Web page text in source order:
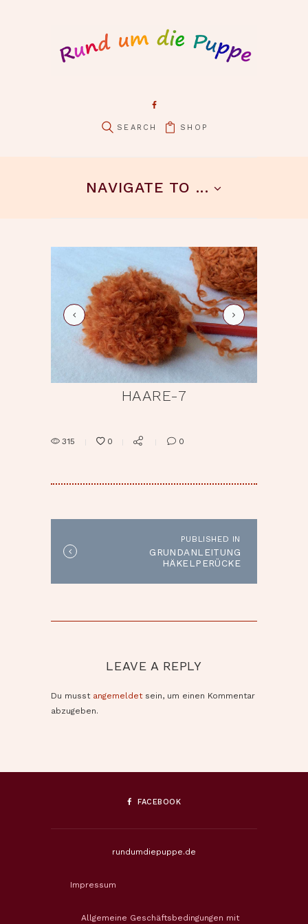
SHOP
NAVIGATE TO ...
haare-8
HAARE-7
315 0 0
PUBLISHED IN
post:
GRUNDANLEITUNG
HÄKELPERÜCKE
LEAVE A REPLY
Du musst angemeldetsein, um einen Kommentar
abzugeben.
FACEBOOK
rundumdiepuppe.de
Impressum
Allgemeine Geschäftsbedingungen mit